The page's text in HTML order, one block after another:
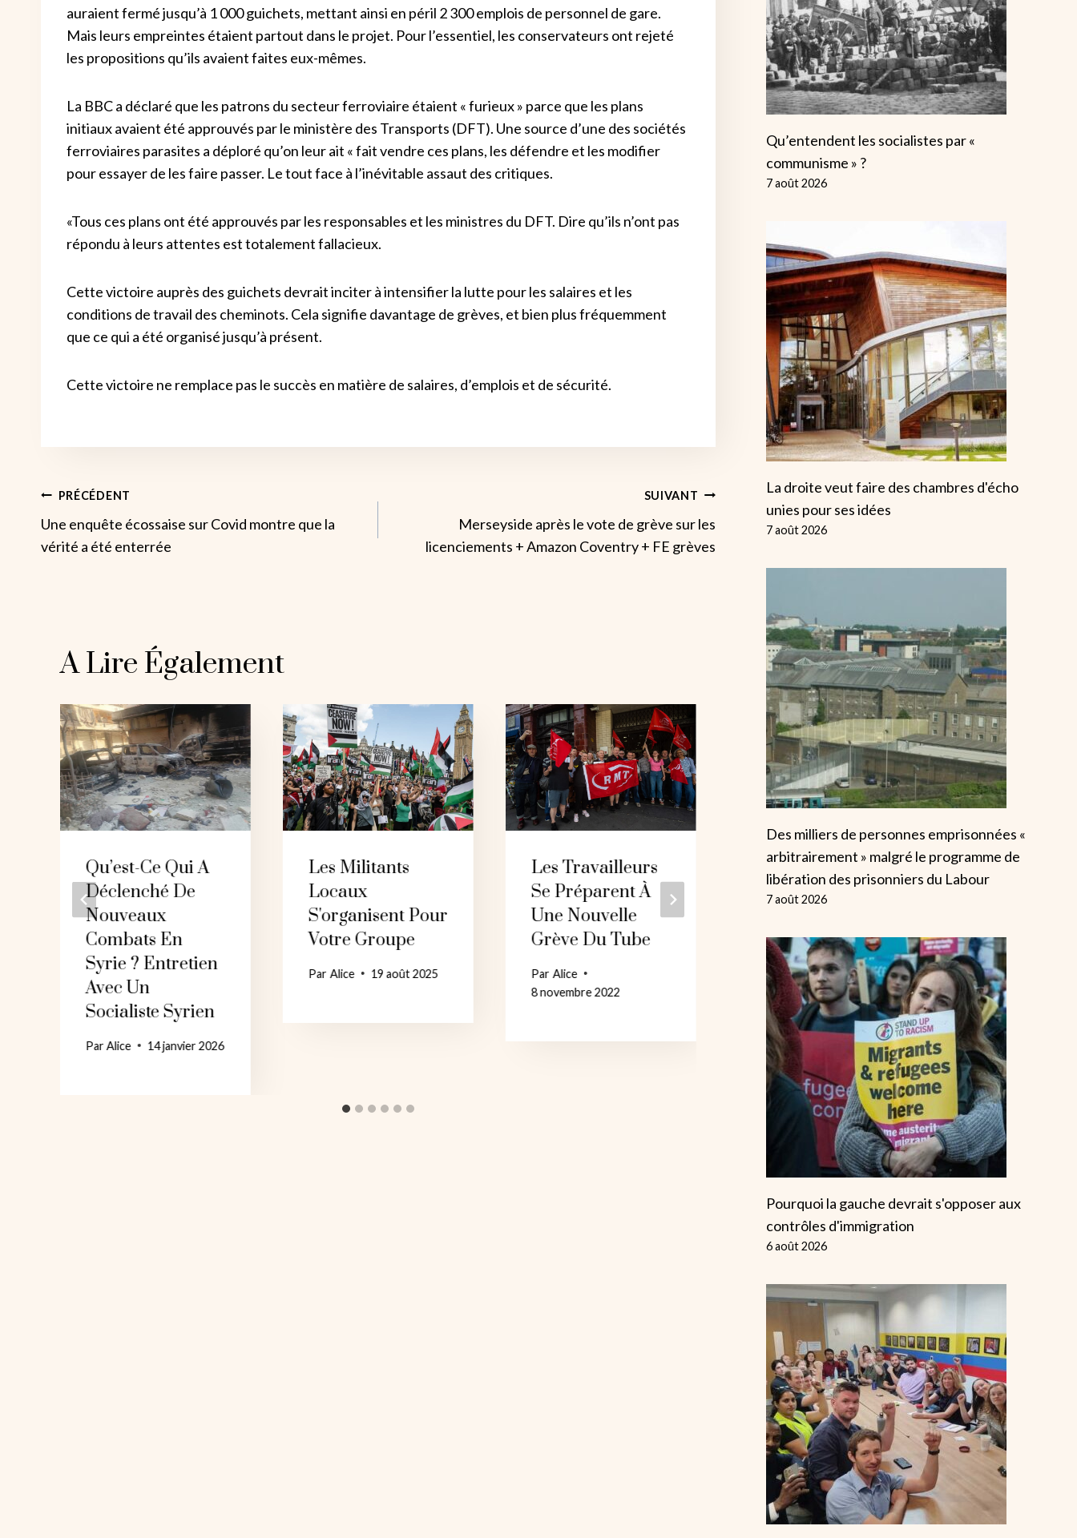
auraient fermé jusqu’à 1 000 guichets, mettant ainsi en péril 2 300 emplois de personnel de gare.
Mais leurs empreintes étaient partout dans le projet. Pour l’essentiel, les conservateurs ont rejeté
les propositions qu’ils avaient faites eux-mêmes.
La BBC a déclaré que les patrons du secteur ferroviaire étaient « furieux » parce que les plans
initiaux avaient été approuvés par le ministère des Transports (DFT). Une source d’une des sociétés
ferroviaires parasites a déploré qu’on leur ait « fait vendre ces plans, les défendre et les modifier
pour essayer de les faire passer. Le tout face à l’inévitable assaut des critiques.
«Tous ces plans ont été approuvés par les responsables et les ministres du DFT. Dire qu’ils n’ont pas
répondu à leurs attentes est totalement fallacieux.
Cette victoire auprès des guichets devrait inciter à intensifier la lutte pour les salaires et les
conditions de travail des cheminots. Cela signifie davantage de grèves, et bien plus fréquemment
que ce qui a été organisé jusqu’à présent.
Cette victoire ne remplace pas le succès en matière de salaires, d’emplois et de sécurité.
Navigation
De
PRÉCÉDENT
Une enquête écossaise sur Covid montre que la
vérité a été enterrée
SUIVANT
Merseyside après le vote de grève sur les
licenciements + Amazon Coventry + FE grèves
A Lire Également
Qu’est-Ce Qui A
Déclenché De
Nouveaux
Combats En
Syrie ? Entretien
Avec Un
Socialiste Syrien
ParAlice 14 janvier 2026
Les Militants
Locaux
S'organisent Pour
Votre Groupe
ParAlice 19 août 2025
Les Travailleurs
Se Préparent À
Une Nouvelle
Grève Du Tube
ParAlice
8 novembre 2022
Quelle Est La
Prochaine Étape
Enseignants ?
Par Alice 23 mai 2023
Des
Leur Emploi
Pour
Enceinte
ParAlice
27 février 2025
Qu’entendent les socialistes par «
communisme » ?
7 août 2026
La droite veut faire des chambres d'écho
unies pour ses idées
7 août 2026
Des milliers de personnes emprisonnées «
arbitrairement » malgré le programme de
libération des prisonniers du Labour
7 août 2026
Pourquoi la gauche devrait s'opposer aux
contrôles d'immigration
6 août 2026